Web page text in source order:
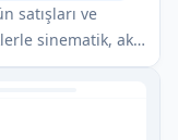
satışları ve
sinematik, akış
yenilikçi bir